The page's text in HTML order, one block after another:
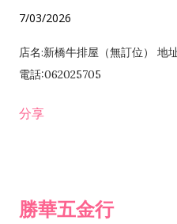
7/03/2026
店名:新橋牛排屋（無訂位） 地
電話:062025705
分享
勝華五金行